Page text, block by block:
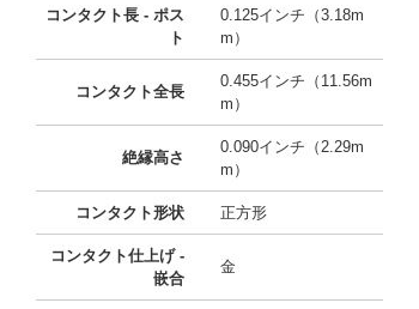
コンタクト長 - ポス
ト
0.125インチ（3.18m
m）
コンタクト全長
0.455インチ（11.56m
m）
絶縁高さ
0.090インチ（2.29m
m）
コンタクト形状 正方形
コンタクト仕上げ -
嵌合
金